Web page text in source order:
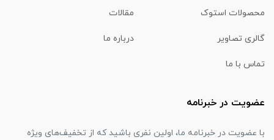
محصولات استوک مقالات
گالری تصاویر درباره ما
تماس با ما
عضویت در خبرنامه
با عضویت در خبرنامه ما، اولین نفری باشید که از تخفیف‌های ویژه